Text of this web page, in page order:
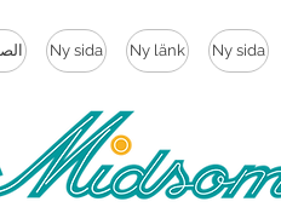
Ny sida Ny länk Ny sida